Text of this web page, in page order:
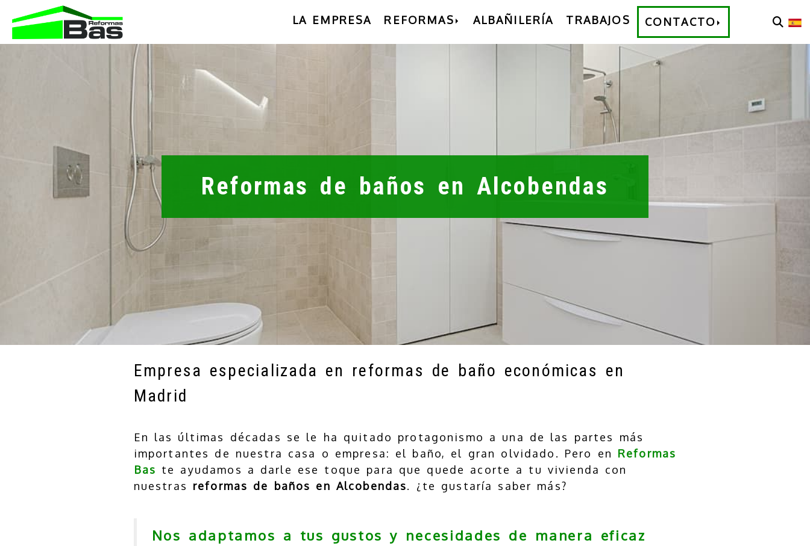
LA EMPRESA REFORMAS ALBAÑILERÍA TRABAJOS CONTACTO
Reformas de baños en Alcobendas
Empresa especializada en reformas de baño económicas en
Madrid
En las últimas décadas se le ha quitado protagonismo a una de las partes más
importantes de nuestra casa o empresa: el baño, el gran olvidado. Pero en Reformas
Bas te ayudamos a darle ese toque para que quede acorte a tu vivienda con
nuestras reformas de baños en Alcobendas. ¿te gustaría saber más?
Nos adaptamos a tus gustos y necesidades de manera eficaz